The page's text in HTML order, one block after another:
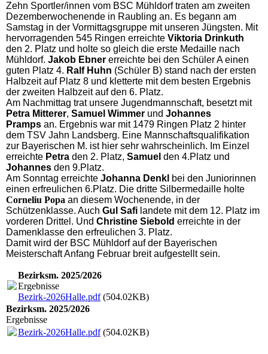
Zehn Sportler/innen vom BSC Mühldorf traten am zweiten
Dezemberwochenende in Raubling an. Es begann am
Samstag in der Vormittagsgruppe mit unseren Jüngsten. Mit
hervorragenden 545 Ringen erreichte Viktoria Drinkuth
den 2. Platz und holte so gleich die erste Medaille nach
Mühldorf. Jakob Ebner erreichte bei den Schüler A einen
guten Platz 4. Ralf Huhn (Schüler B) stand nach der ersten
Halbzeit auf Platz 8 und kletterte mit dem besten Ergebnis
der zweiten Halbzeit auf den 6. Platz.
Am Nachmittag trat unsere Jugendmannschaft, besetzt mit
Petra Mitterer, Samuel Wimmer und Johannes
Pramps an. Ergebnis war mit 1479 Ringen Platz 2 hinter
dem TSV Jahn Landsberg. Eine Mannschaftsqualifikation
zur Bayerischen M. ist hier sehr wahrscheinlich. Im Einzel
erreichte Petra den 2. Platz, Samuel den 4.Platz und
Johannes den 9.Platz.
Am Sonntag erreichte Johanna Denkl bei den Juniorinnen
einen erfreulichen 6.Platz. Die dritte Silbermedaille holte
Corneliu Popa an diesem Wochenende, in der
Schützenklasse. Auch Gul Safi landete mit dem 12. Platz im
vorderen Drittel. Und Christine Siebold erreichte in der
Damenklasse den erfreulichen 3. Platz.
Damit wird der BSC Mühldorf auf der Bayerischen
Meisterschaft Anfang Februar breit aufgestellt sein.
Bezirksm. 2025/2026
Ergebnisse
Bezirk-2026Halle.pdf(504.02KB)
Bezirksm. 2025/2026
Ergebnisse
Bezirk-2026Halle.pdf(504.02KB)